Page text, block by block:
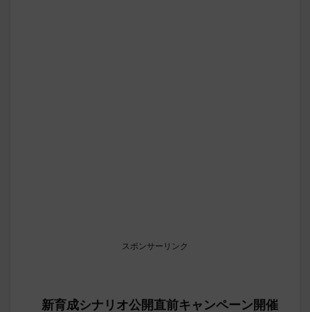
スポンサーリンク
新育成シナリオ公開直前キャンペーン開催